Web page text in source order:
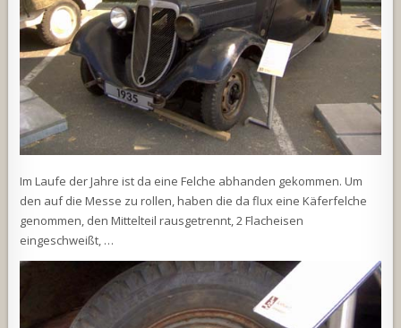
Im Laufe der Jahre ist da eine Felche abhanden gekommen. Um
den auf die Messe zu rollen, haben die da flux eine Käferfelche
genommen, den Mittelteil rausgetrennt, 2 Flacheisen
eingeschweißt, …